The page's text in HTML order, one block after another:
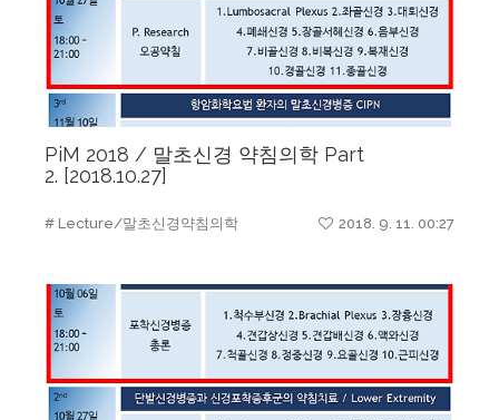
PiM 2018 / 말초신경 약침의학 Part
2. [2018.10.27]
# Lecture/말초신경약침의학 2018. 9. 11. 00:27